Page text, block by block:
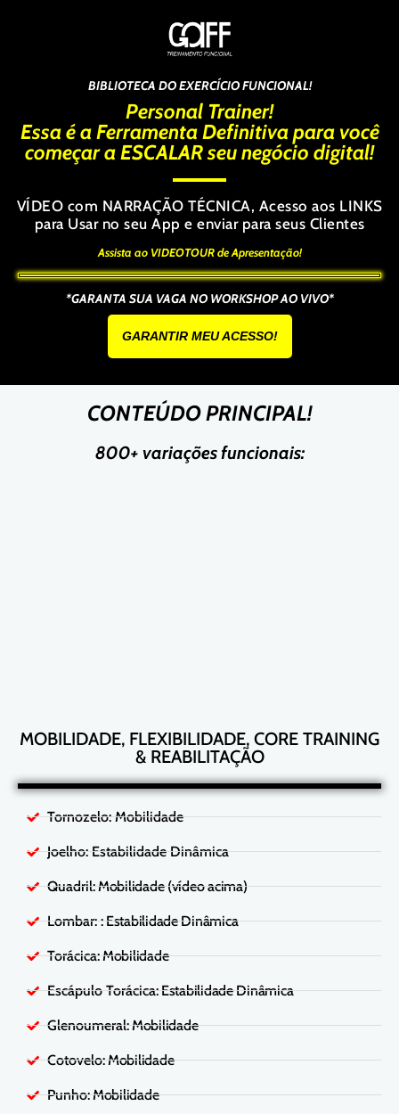
BIBLIOTECA DO EXERCÍCIO FUNCIONAL!
Personal Trainer!
Essa é a Ferramenta Definitiva para você
começar a ESCALAR seu negócio digital!
VÍDEO com NARRAÇÃO TÉCNICA, Acesso aos LINKS
para Usar no seu App e enviar para seus Clientes
Assista ao VIDEOTOUR de Apresentação!
*GARANTA SUA VAGA NO WORKSHOP AO VIVO*
GARANTIR MEU ACESSO!
CONTEÚDO PRINCIPAL!
800+ variações funcionais:
MOBILIDADE, FLEXIBILIDADE, CORE TRAINING
& REABILITAÇÃO
Tornozelo: Mobilidade
Joelho: Estabilidade Dinâmica
Quadril: Mobilidade(vídeo acima)
Lombar:: Estabilidade Dinâmica
Torácica: Mobilidade
Escápulo Torácica: Estabilidade Dinâmica
Glenoumeral: Mobilidade
Cotovelo: Mobilidade
Punho: Mobilidade